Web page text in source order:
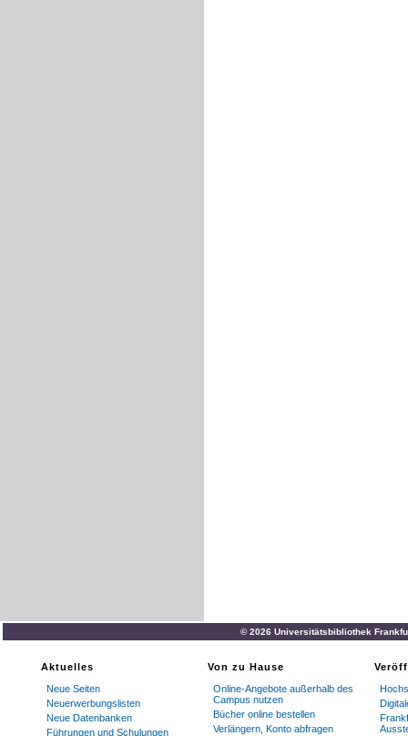
© 2026 Universitätsbibliothek
Aktuelles
Neue Seiten
Neuerwerbungslisten
Neue Datenbanken
Führungen und Schulungen
Von zu Hause
Online-Angebote außerhalb des
Campus nutzen
Bücher online bestellen
Verlängern, Konto abfragen